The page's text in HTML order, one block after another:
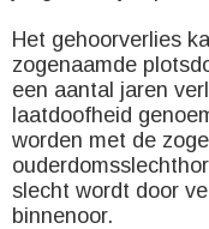
Het gehoorverlies
zogenaamde
een aantal jaren
laatdoofheid
worden met de
slecht wordt door
binnenoor.